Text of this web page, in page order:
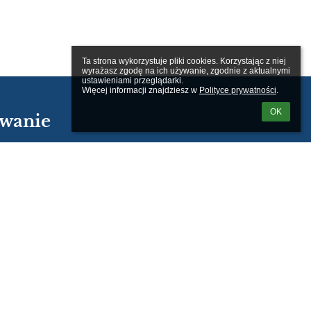
Ta strona wykorzystuje pliki cookies. Korzystając z niej
wyrażasz zgodę na ich używanie, zgodnie z aktualnymi
ustawieniami przeglądarki.
Więcej informacji znajdziesz w Polityce prywatności.
OK